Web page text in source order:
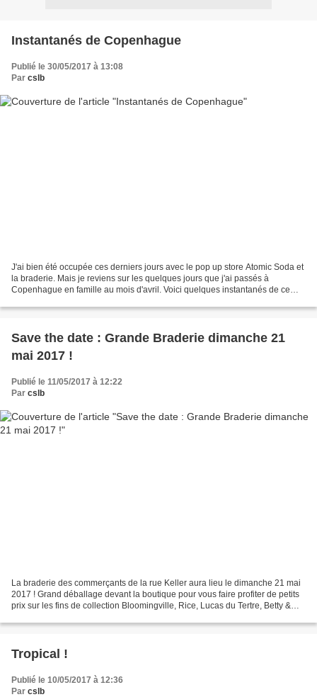
Instantanés de Copenhague
Publié le 30/05/2017 à 13:08
Par cslb
J'ai bien été occupée ces derniers jours avec le pop up store Atomic Soda et
la braderie. Mais je reviens sur les quelques jours que j'ai passés à
Copenhague en famille au mois d'avril. Voici quelques instantanés de ce
Save the date : Grande Braderie dimanche 21
mai 2017 !
Publié le 11/05/2017 à 12:22
Par cslb
La braderie des commerçants de la rue Keller aura lieu le dimanche 21 mai
2017 ! Grand déballage devant la boutique pour vous faire profiter de petits
prix sur les fins de collection Bloomingville, Rice, Lucas du Tertre, Betty &
Tropical !
Publié le 10/05/2017 à 12:36
Par cslb